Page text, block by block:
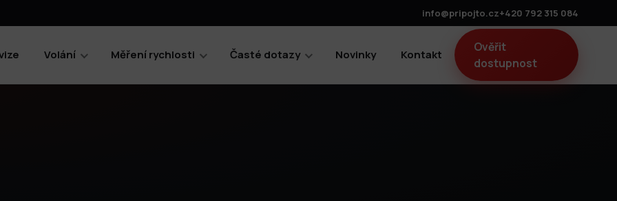
info@pripojto.cz+420 792 315 084
Volání Měření rychlosti Časté dotazy Novinky Kontakt
Ověřit
dostupnost